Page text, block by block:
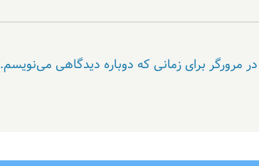
مرورگر برای زمانی که دوباره دیدگاهی می‌نویسم.